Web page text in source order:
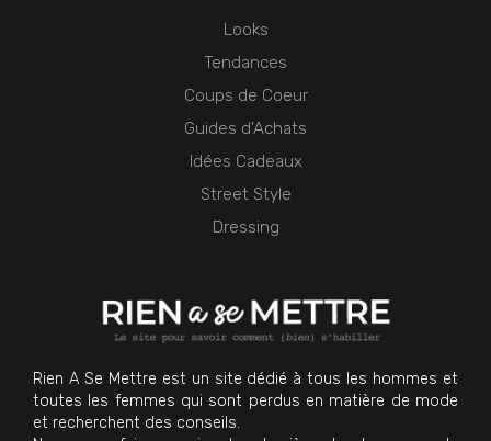
Rien A Se Mettre est un site dédié à tous les hommes et
toutes les femmes qui sont perdus en matière de mode
et recherchent des conseils.
Looks
Tendances
Coups de Coeur
Guides d'Achats
Idées Cadeaux
Street Style
Dressing